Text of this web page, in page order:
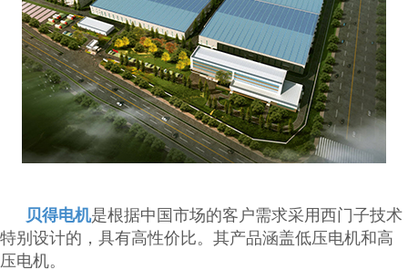
贝得电机是根据中国市场的客户需求采用西门子技术
特别设计的，具有高性价比。其产品涵盖低压电机和高
压电机。